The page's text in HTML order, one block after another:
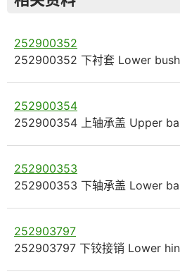
252900352
252900352 下衬套 Lower
252900354
252900354 上轴承盖 Upper
252900353
252900353 下轴承盖 Lower
252903797
252903797 下铰接销 Lower